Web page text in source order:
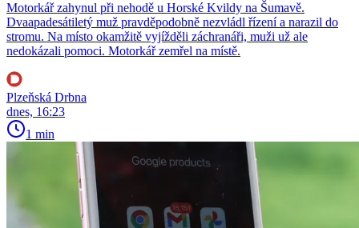
Motorkář zahynul při nehodě u Horské Kvildy na Šumavě.
Dvaapadesátiletý muž pravděpodobně nezvládl řízení a narazil do
stromu. Na místo okamžitě vyjížděli záchranáři, muži už ale
nedokázali pomoci. Motorkář zemřel na místě.
Plzeňská Drbna
dnes, 16:23
1 min